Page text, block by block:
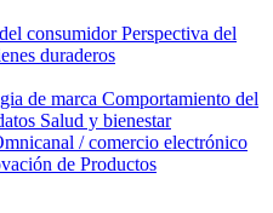
consumidor Perspectiva del
duraderos
de marca Comportamiento del
Salud y bienestar
/ comercio electrónico
de Productos